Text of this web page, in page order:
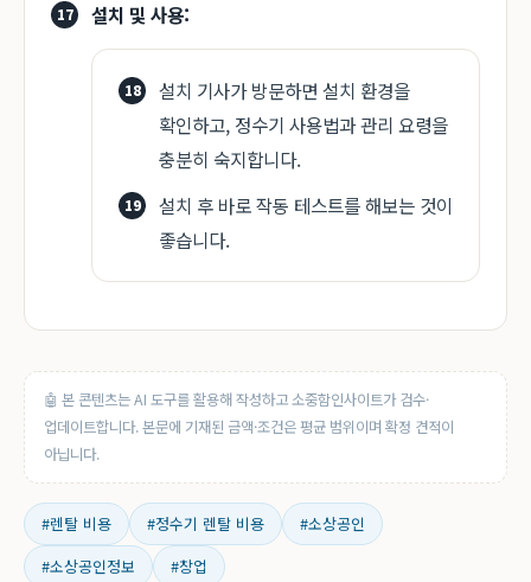
설치 및 사용:
설치 기사가 방문하면 설치 환경을
확인하고, 정수기 사용법과 관리 요령을
충분히 숙지합니다.
설치 후 바로 작동 테스트를 해보는 것이
좋습니다.
🤖 본 콘텐츠는 AI 도구를 활용해 작성하고 소중함인사이트가 검수·
업데이트합니다. 본문에 기재된 금액·조건은 평균 범위이며 확정 견적이
아닙니다.
#렌탈 비용 #정수기 렌탈 비용
#소상공인
#소상공인정보
#창업